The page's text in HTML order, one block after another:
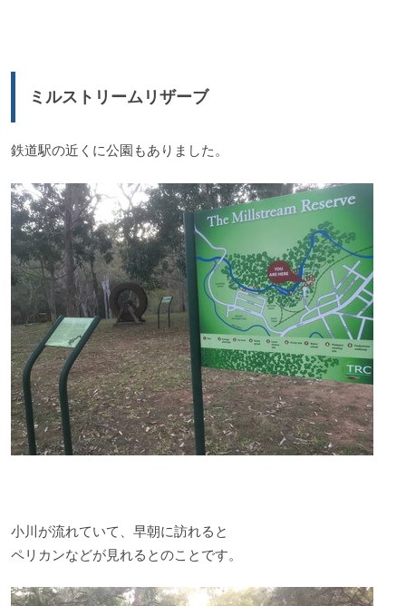
ミルストリームリザーブ
鉄道駅の近くに公園もありました。
小川が流れていて、早朝に訪れると
ペリカンなどが見れるとのことです。